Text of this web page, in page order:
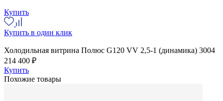
Купить
Купить в один клик
Холодильная витрина Полюс G120 VV 2,5-1 (динамика) 3004
214 400 ₽
Купить
Похожие товары